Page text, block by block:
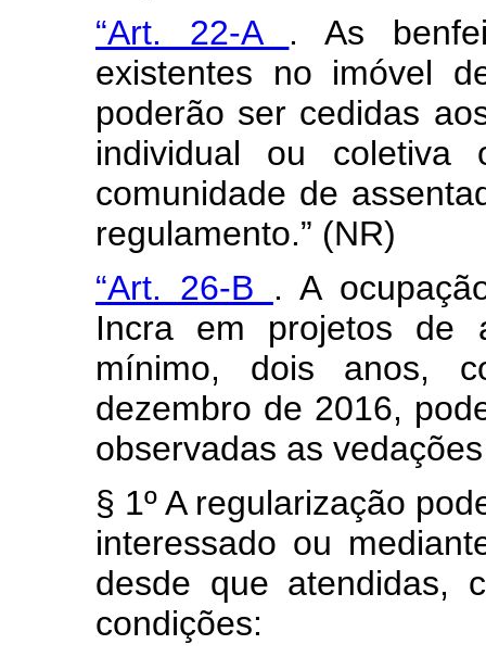
“Art. 22-A . As
existentes no imóvel
poderão ser cedidas
individual ou
comunidade de
regulamento.” (NR)
“Art. 26-B . A
Incra em projetos de
mínimo, dois anos,
dezembro de 2016,
observadas as
§ 1º A regularização
interessado ou
desde que atendidas,
condições: